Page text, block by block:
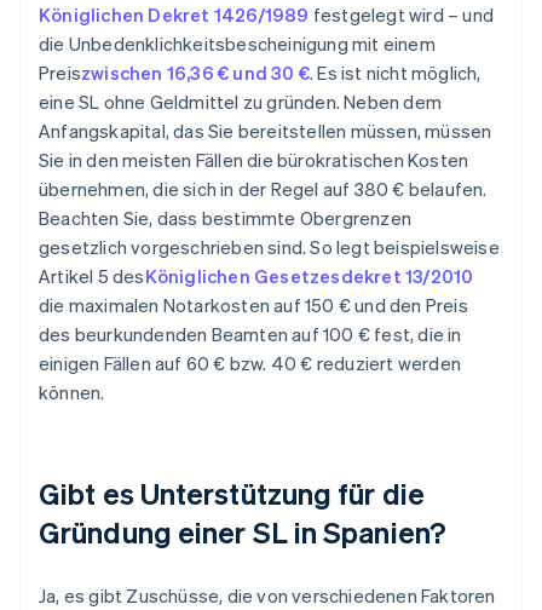
Königlichen Dekret 1426/1989 festgelegt wird – und
die Unbedenklichkeitsbescheinigung mit einem
Preiszwischen 16,36 € und 30 €. Es ist nicht möglich,
eine SL ohne Geldmittel zu gründen. Neben dem
Anfangskapital, das Sie bereitstellen müssen, müssen
Sie in den meisten Fällen die bürokratischen Kosten
übernehmen, die sich in der Regel auf 380 € belaufen.
Beachten Sie, dass bestimmte Obergrenzen
gesetzlich vorgeschrieben sind. So legt beispielsweise
Artikel 5 desKöniglichen Gesetzesdekret 13/2010
die maximalen Notarkosten auf 150 € und den Preis
des beurkundenden Beamten auf 100 € fest, die in
einigen Fällen auf 60 € bzw. 40 € reduziert werden
können.
Gibt es Unterstützung für die
Gründung einer SL in Spanien?
Ja, es gibt Zuschüsse, die von verschiedenen Faktoren